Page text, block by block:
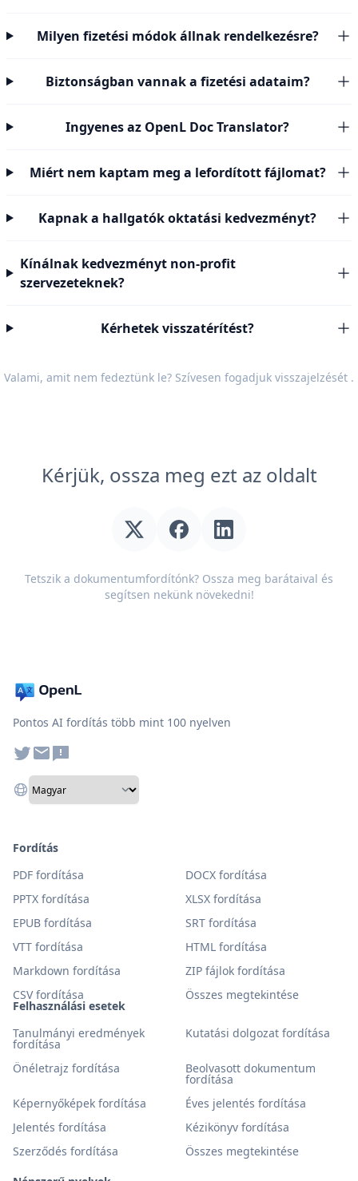
Milyen fizetési módok állnak rendelkezésre?
Biztonságban vannak a fizetési adataim?
Ingyenes az OpenL Doc Translator?
Miért nem kaptam meg a lefordított fájlomat?
Kapnak a hallgatók oktatási kedvezményt?
Kínálnak kedvezményt non-profit
szervezeteknek?
Kérhetek visszatérítést?
Valami, amit nem fedeztünk le? Szívesen fogadjuk visszajelzését .
Kérjük, ossza meg ezt az oldalt
Tetszik a dokumentumfordítónk? Ossza meg barátaival és
segítsen nekünk növekedni!
Pontos AI fordítás több mint 100 nyelven
Felhasználási esetek
Tanulmányi eredmények
fordítása
Kutatási dolgozat fordítása
Önéletrajz fordítása Beolvasott dokumentum
fordítása
Képernyőképek fordítása
Éves jelentés fordítása
Jelentés fordítása
Kézikönyv fordítása
Szerződés fordítása
Összes megtekintése
Fordítás
PDF fordítása
DOCX fordítása
PPTX fordítása
XLSX fordítása
EPUB fordítása
SRT fordítása
VTT fordítása
HTML fordítása
Markdown fordítása
ZIP fájlok fordítása
CSV fordítása
Összes megtekintése